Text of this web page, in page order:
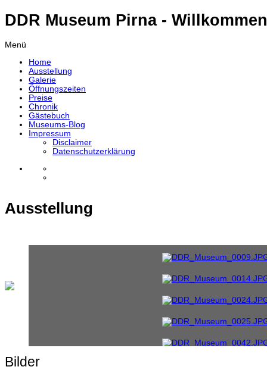
DDR Museum Pirna -
Menü
Home
Ausstellung
Galerie
Öffnungszeiten
Preise
Chronik
Gästebuch
Museums-Blog
Impressum
Disclaimer
Datenschutzerklärung
Ausstellung
Bilder